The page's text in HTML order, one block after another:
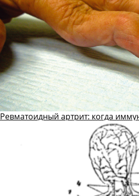
Ревматоидный артрит: когда